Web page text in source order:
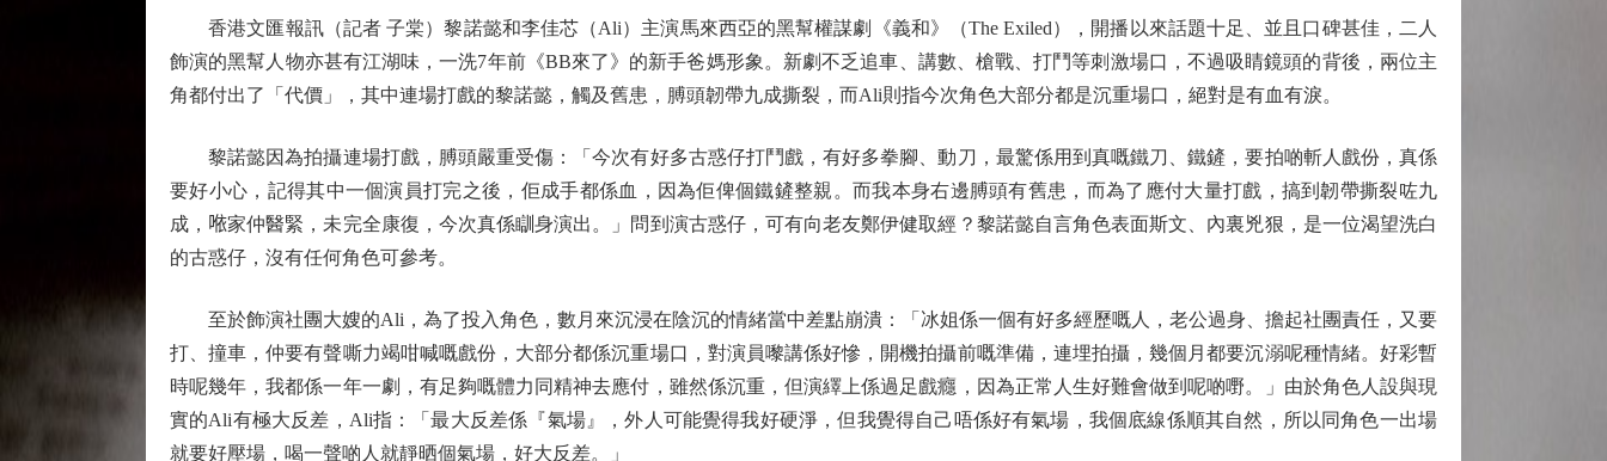
香港文匯報訊（記者 子棠）黎諾懿和李佳芯（Ali）主演馬來西亞的黑幫權謀劇《義和》（The Exiled），開播以來話題十足、並且口碑甚佳，二人
飾演的黑幫人物亦甚有江湖味，一洗7年前《BB來了》的新手爸媽形象。新劇不乏追車、講數、槍戰、打鬥等刺激場口，不過吸睛鏡頭的背後，兩位主
角都付出了「代價」，其中連場打戲的黎諾懿，觸及舊患，膊頭韌帶九成撕裂，而Ali則指今次角色大部分都是沉重場口，絕對是有血有淚。
黎諾懿因為拍攝連場打戲，膊頭嚴重受傷：「今次有好多古惑仔打鬥戲，有好多拳腳、動刀，最驚係用到真嘅鐵刀、鐵鏟，要拍啲斬人戲份，真係
要好小心，記得其中一個演員打完之後，佢成手都係血，因為佢俾個鐵鏟整親。而我本身右邊膊頭有舊患，而為了應付大量打戲，搞到韌帶撕裂咗九
成，𠵱家仲醫緊，未完全康復，今次真係瞓身演出。」問到演古惑仔，可有向老友鄭伊健取經？黎諾懿自言角色表面斯文、內裏兇狠，是一位渴望洗白
的古惑仔，沒有任何角色可參考。
至於飾演社團大嫂的Ali，為了投入角色，數月來沉浸在陰沉的情緒當中差點崩潰：「冰姐係一個有好多經歷嘅人，老公過身、擔起社團責任，又要
打、撞車，仲要有聲嘶力竭咁喊嘅戲份，大部分都係沉重場口，對演員嚟講係好慘，開機拍攝前嘅準備，連埋拍攝，幾個月都要沉溺呢種情緒。好彩暫
時呢幾年，我都係一年一劇，有足夠嘅體力同精神去應付，雖然係沉重，但演繹上係過足戲癮，因為正常人生好難會做到呢啲嘢。」由於角色人設與現
實的Ali有極大反差，Ali指：「最大反差係『氣場』，外人可能覺得我好硬淨，但我覺得自己唔係好有氣場，我個底線係順其自然，所以同角色一出場
就要好壓場，喝一聲啲人就靜晒個氣場，好大反差。」